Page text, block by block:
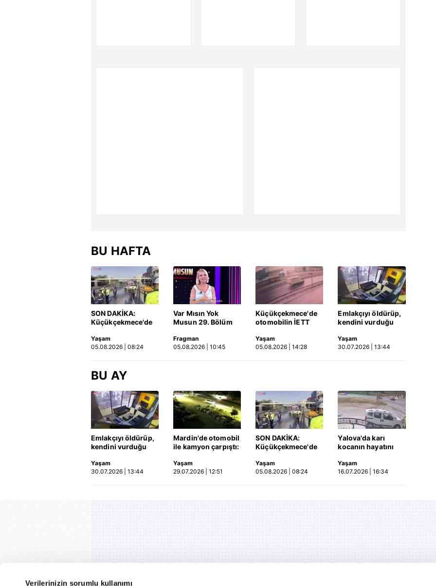
Verilerinizin sorumlu kullanımı
BU HAFTA
SON DAKİKA:
Küçükçekmece'de
Otomobil, İETT
otobüsüne çarptı: 3
Yaşam
05.08.2026 | 08:24
Var Mısın Yok
Musun 29. Bölüm
yayınlandı | Video
Fragman
05.08.2026 | 10:45
Küçükçekmece'de
otomobilin İETT
kaza kamerada |
Video
Yaşam
05.08.2026 | 14:28
Emlakçıyı öldürüp,
kendini vurduğu
ortaya çıktı | Video
Yaşam
30.07.2026 | 13:44
BU AY
Emlakçıyı öldürüp,
kendini vurduğu
ortaya çıktı | Video
Yaşam
30.07.2026 | 13:44
Mardin'de otomobil
ile kamyon çarpıştı:
hayatını kaybetti!
Kaza anı kamerada
Yaşam
29.07.2026 | 12:51
SON DAKİKA:
Küçükçekmece'de
Otomobil, İETT
otobüsüne çarptı: 3
Yaşam
05.08.2026 | 08:24
Yalova'da karı
kocanın hayatını
motosiklet kazası
saniye saniye
Yaşam
16.07.2026 | 16:34